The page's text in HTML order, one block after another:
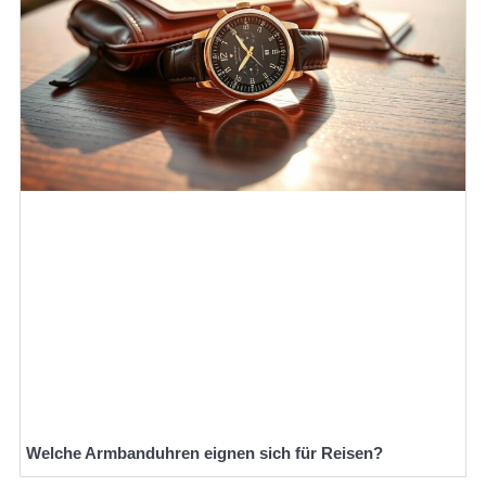
Welche Armbanduhren eignen sich für Reisen?